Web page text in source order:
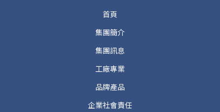
首頁
集團簡介
集團訊息
工廠專業
品牌產品
企業社會責任